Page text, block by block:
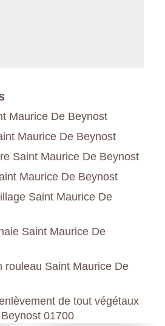
Maurice De Beynost
Maurice De Beynost
Saint Maurice De Beynost
Maurice De Beynost
Saint Maurice De
Saint Maurice De
rouleau Saint Maurice De
de tout végétaux
01700